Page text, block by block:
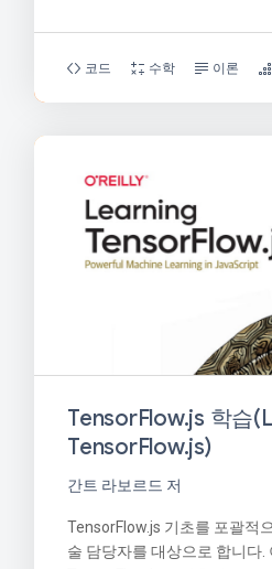
코드 수학 이론
TensorFlow.js 학습
TensorFlow.js)
간트 라보르드 저
TensorFlow.js 기초를 포괄적
술 담당자를 대상으로 합니다.